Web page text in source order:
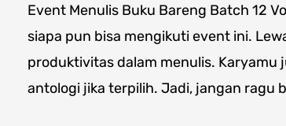
Event Menulis Buku Bareng Batch 12
siapa pun bisa mengikuti event ini.
produktivitas dalam menulis.
antologi jika terpilih. Jadi, jangan ragu